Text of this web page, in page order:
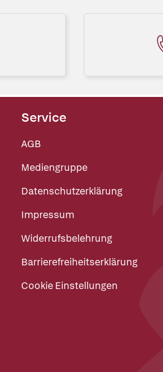
Service
AGB
Mediengruppe
Datenschutzerklärung
Impressum
Widerrufsbelehrung
Barrierefreiheitserklärung
Cookie Einstellungen